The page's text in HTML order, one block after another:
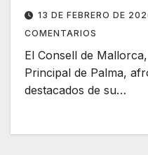
13 DE FEBRERO DE
COMENTARIOS
El Consell de
Principal de Palma,
destacados de su…